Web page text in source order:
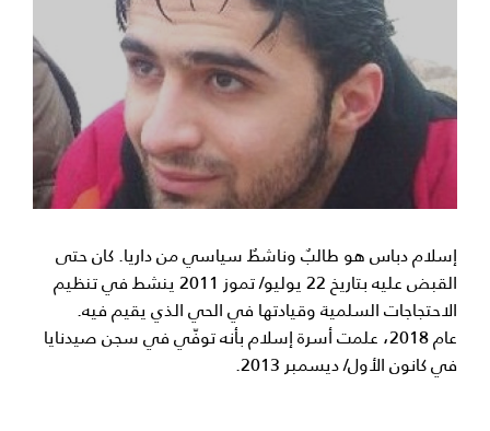
إسلام دباس هو طالبٌ وناشطٌ سياسي من داريا. كان حتى
القبض عليه بتاريخ 22 يوليو/ تموز 2011 ينشط في تنظيم
الاحتجاجات السلمية وقيادتها في الحي الذي يقيم فيه.
عام 2018، علمت أسرة إسلام بأنه توفّي في سجن صيدنايا
في كانون الأول/ ديسمبر 2013.